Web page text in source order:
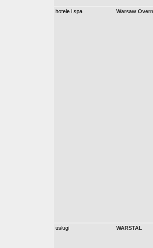
hotele i spa Warsaw
usługi WARSTAL